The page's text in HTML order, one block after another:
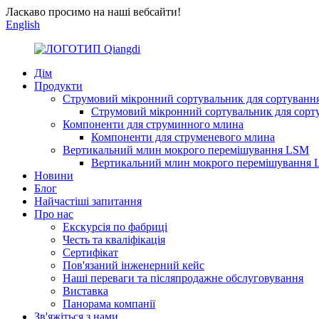
Ласкаво просимо на наші вебсайти!
English
Дім
Продукти
Струмовий мікронний сортувальник для
Струмовий мікронний сортувальник для
Компоненти для струминного млина
Компоненти для струменевого млина
Вертикальний млин мокрого перемішування LSM
Вертикальний млин мокрого перемішування
Новини
Блог
Найчастіші запитання
Про нас
Екскурсія по фабриці
Честь та кваліфікація
Сертифікат
Пов'язаний інженерний кейс
Наші переваги та післяпродажне обслуговування
Виставка
Панорама компанії
Зв'яжіться з нами